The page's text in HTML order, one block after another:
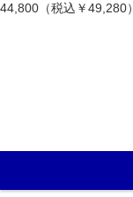
44,800（税込￥49,280）